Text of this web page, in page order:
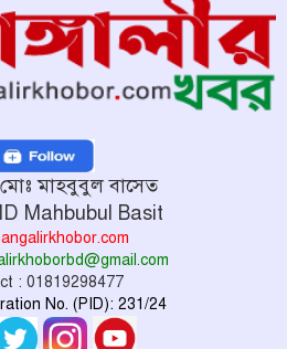
মাহবুবুল বাসেত
Mahbubul Basit
: 01819298477
No. (PID): 231/24